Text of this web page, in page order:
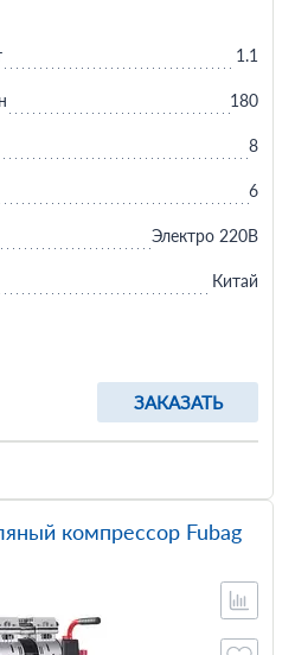
ЗАКАЗАТЬ
1.1
180
8
6
Электро 220В
Китай
компрессор Fubag